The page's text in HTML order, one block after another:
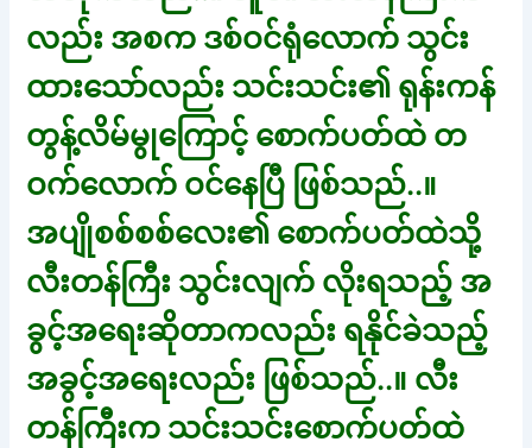
လည်း အစက ဒစ်ဝင်ရုံလောက် သွင်း
ထားသော်လည်း သင်းသင်း၏ ရုန်းကန်
တွန့်လိမ်မွုကြောင့် စောက်ပတ်ထဲ တ
ဝက်လောက် ဝင်နေပြီ ဖြစ်သည်..။
အပျိုစစ်စစ်လေး၏ စောက်ပတ်ထဲသို့
လီးတန်ကြီး သွင်းလျက် လိုးရသည့် အ
ခွင့်အရေးဆိုတာကလည်း ရနိုင်ခဲသည့်
အခွင့်အရေးလည်း ဖြစ်သည်..။ လီး
တန်ကြီးက သင်းသင်းစောက်ပတ်ထဲ